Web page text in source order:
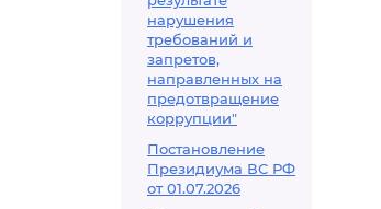
нарушения
требований и
запретов,
направленных на
предотвращение
коррупции"
Постановление
Президиума ВС РФ
от 01.07.2026